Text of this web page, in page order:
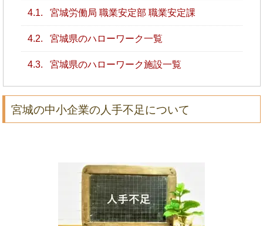
4.1. 宮城労働局 職業安定部 職業安定課
4.2. 宮城県のハローワーク一覧
4.3. 宮城県のハローワーク施設一覧
宮城の中小企業の人手不足について